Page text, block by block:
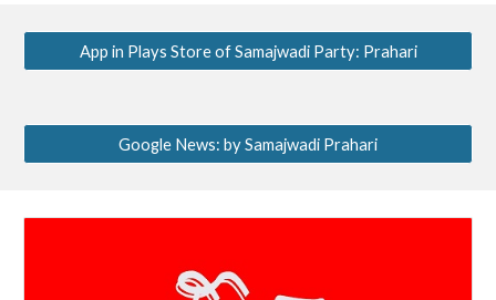
App in Plays Store of Samajwadi Party: Prahari
Google News: by Samajwadi Prahari